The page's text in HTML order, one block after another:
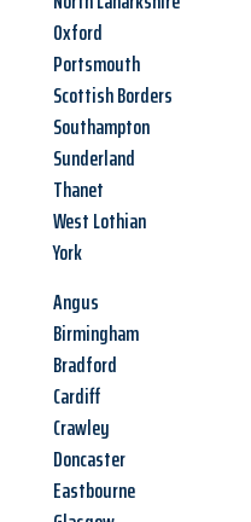
Oxford
Portsmouth
Scottish Borders
Southampton
Sunderland
Thanet
West Lothian
York
Angus
Birmingham
Bradford
Cardiff
Crawley
Doncaster
Eastbourne